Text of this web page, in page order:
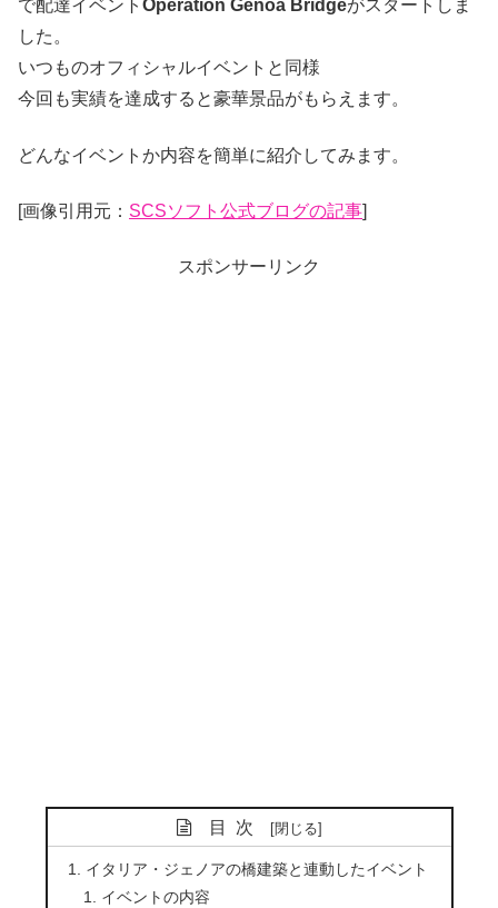
で配達イベント Operation Genoa Bridgeがスタートしま
した。
いつものオフィシャルイベントと同様
今回も実績を達成すると豪華景品がもらえます。
どんなイベントか内容を簡単に紹介してみます。
[画像引用元： SCSソフト公式ブログの記事]
スポンサーリンク
目次
イタリア・ジェノアの橋建築と連動したイベント
イベントの内容